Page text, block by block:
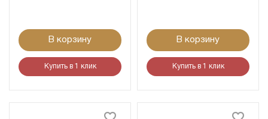
В корзину
Купить в 1 клик
В корзину
Купить в 1 клик